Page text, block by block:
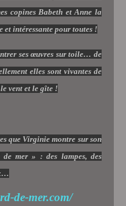
copines Babeth et Anne la
et intéressante pour toutes !
ses œuvres sur toile… de
elles sont vivantes de
vent et le gîte !
que Virginie montre sur son
mer » : des lampes, des
de-mer.com/